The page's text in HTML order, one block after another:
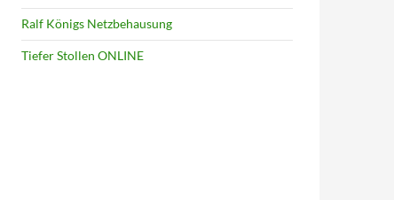
Ralf Königs Netzbehausung
Tiefer Stollen ONLINE